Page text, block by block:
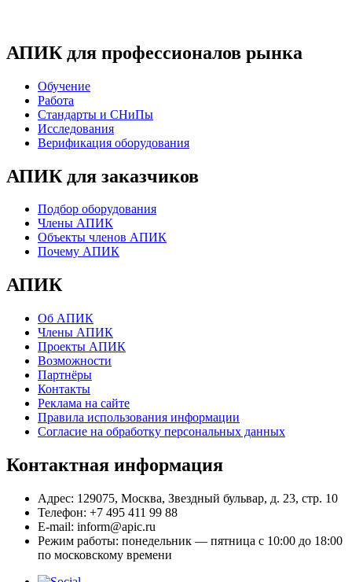
АПИК для профессионалов рынка
Обучение
Работа
Стандарты и СНиПы
Исследования
Верификация оборудования
АПИК для заказчиков
Подбор оборудования
Члены АПИК
Объекты членов АПИК
Почему АПИК
АПИК
Об АПИК
Члены АПИК
Проекты АПИК
Возможности
Партнёры
Контакты
Реклама на сайте
Правила использования информации
Согласие на обработку персональных данных
Контактная информация
Адрес: 129075, Москва, Звездный бульвар, д. 23, стр. 10
Телефон: +7 495 411 99 88
E-mail: inform@apic.ru
Режим работы: понедельник — пятница с 10:00 до 18:00
по московскому времени